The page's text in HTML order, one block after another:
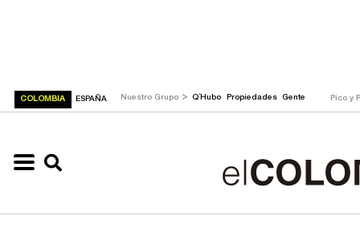
COLOMBIA ESPAÑA Nuestro Grupo > Q´Hubo Propiedades Gente Pico y